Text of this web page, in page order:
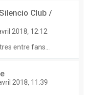
Club /
2018, 12:12
entre fans...
2018, 11:39